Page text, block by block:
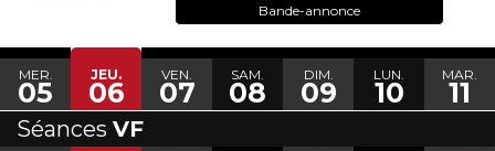
Bande-annonce
MER.
05
JEU.
06
VEN.
07
SAM.
08
DIM.
09
LUN.
10
MAR.
11
Séances VF